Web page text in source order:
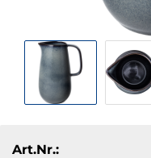
Art.Nr.: